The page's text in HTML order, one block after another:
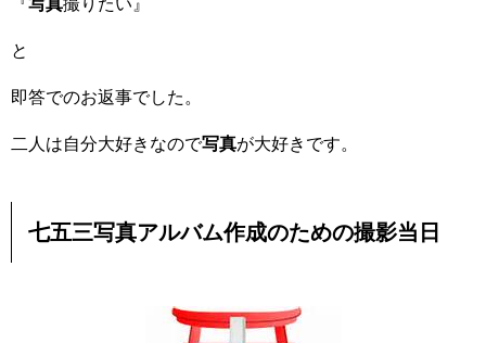
『写真撮りたい』
と
即答でのお返事でした。
二人は自分大好きなので写真が大好きです。
七五三写真アルバム作成のための撮影当日